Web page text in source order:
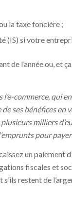
la taxe foncière ;
(IS) si votre
de l’année ou, et
commerce, qui
ses bénéfices en
milliers
pour payer
un
fiscales et
restent de